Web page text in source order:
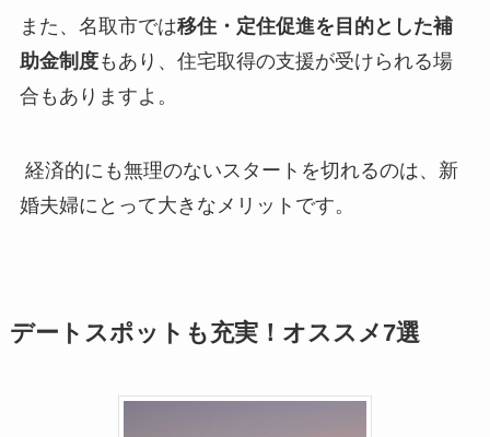
また、名取市では移住・定住促進を目的とした補
助金制度もあり、住宅取得の支援が受けられる場
合もありますよ。
経済的にも無理のないスタートを切れるのは、新
婚夫婦にとって大きなメリットです。
デートスポットも充実！オススメ7選